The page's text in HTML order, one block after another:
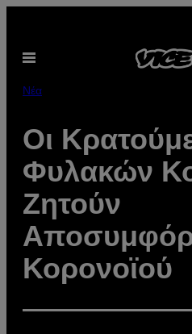
περιεχόμενο
Ανοίξτε
Νέα
Οι
Φυλακών
Ζητούν
Κορονοϊού